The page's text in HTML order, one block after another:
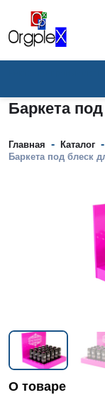
Баркета
Главная - Каталог -
Баркета под блеск
О товаре